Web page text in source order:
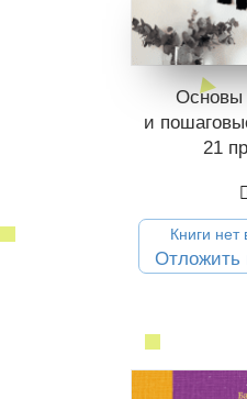
Основы
и
21
Книги нет
Отложить